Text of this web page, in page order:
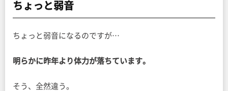
ちょっと弱音
ちょっと弱音になるのですが…
明らかに昨年より体力が落ちています。
そう、全然違う。